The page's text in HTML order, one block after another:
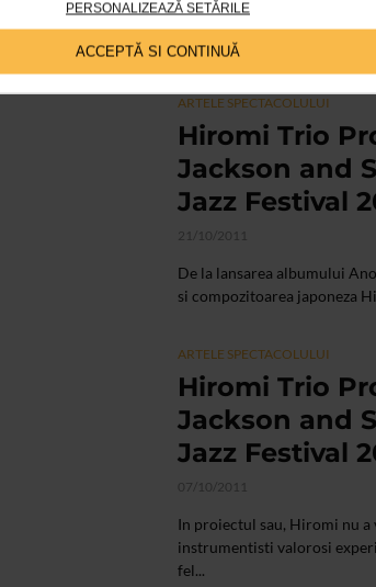
PERSONALIZEAZĂ SETĂRILE
ACCEPTĂ SI CONTINUĂ
Hiromi Uehara s-a nascut in
devenita celebra datorita
ARTELE SPECTACOLULUI
Hiromi Trio
Jackson and
Jazz Festival
21/10/2011
De la lansarea albumului
si compozitoarea japoneza
ARTELE SPECTACOLULUI
Hiromi Trio
Jackson and
Jazz Festival
07/10/2011
In proiectul sau, Hiromi nu a
instrumentisti valorosi
fel...